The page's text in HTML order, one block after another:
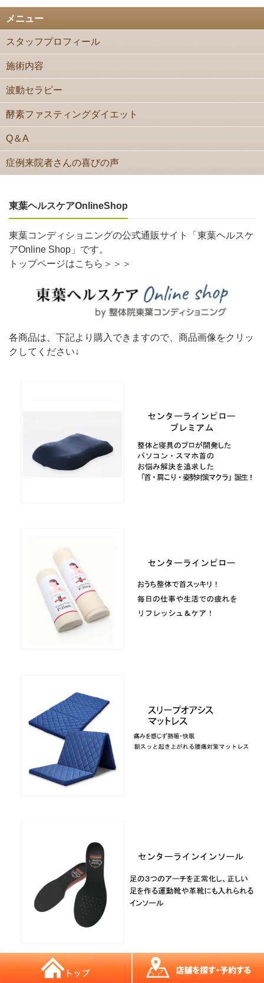
メニュー
スタッフプロフィール
施術内容
波動セラピー
酵素ファスティングダイエット
Q＆A
症例来院者さんの喜びの声
東葉ヘルスケアOnlineShop
東葉コンディショニングの公式通販サイト「東葉ヘルスケ
アOnline Shop」です。
トップページはこちら＞＞＞
各商品は、下記より購入できますので、商品画像をクリッ
クしてください↓